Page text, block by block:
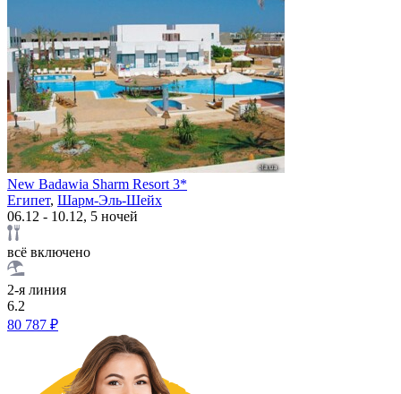
New Badawia Sharm Resort 3*
Египет, Шарм-Эль-Шейх
06.12 - 10.12, 5 ночей
всё включено
2-я линия
6.2
80 787 ₽